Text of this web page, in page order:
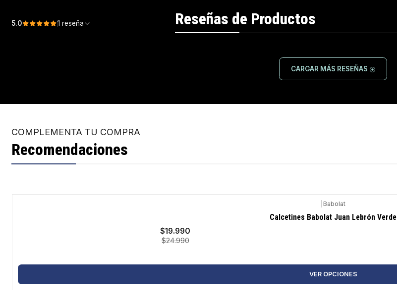
Reseñas de Productos
5.0 1 reseña
CARGAR MÁS RESEÑAS
COMPLEMENTA TU COMPRA
Recomendaciones
Babolat
Calcetines Babolat Juan Lebrón Verde
$19.990
$24.990
VER OPCIONES